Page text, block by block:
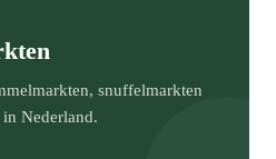
snuffelmarkten
Nederland.